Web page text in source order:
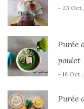
- 23 Oct
Purée
poulet
- 16 Oct ,
Purée